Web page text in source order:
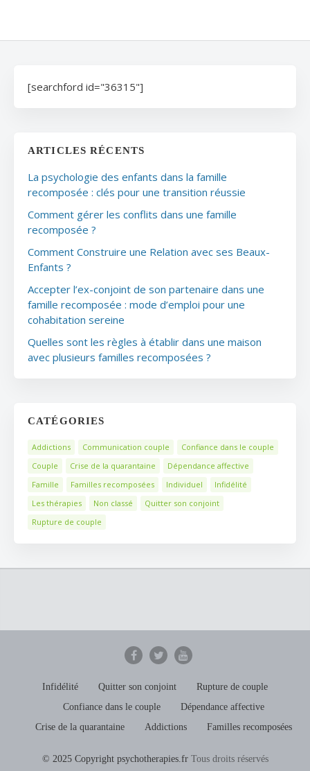
[searchford id="36315"]
ARTICLES RÉCENTS
La psychologie des enfants dans la famille
recomposée : clés pour une transition réussie
Comment gérer les conflits dans une famille
recomposée ?
Comment Construire une Relation avec ses Beaux-
Enfants ?
Accepter l’ex-conjoint de son partenaire dans une
famille recomposée : mode d’emploi pour une
cohabitation sereine
Quelles sont les règles à établir dans une maison
avec plusieurs familles recomposées ?
CATÉGORIES
Addictions Communication couple
Confiance dans le couple
Couple
Crise de la quarantaine
Dépendance affective
Famille
Familles recomposées Individuel
Infidélité
Les thérapies
Non classé
Quitter son conjoint
Rupture de couple
Infidélité Quitter son conjoint
Rupture de couple
Confiance dans le couple
Dépendance affective
Crise de la quarantaine
Addictions Familles recomposées
© 2025 Copyright psychotherapies.frTous droits réservés